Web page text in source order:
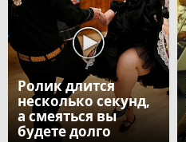
Ролик длится
несколько секунд,
а смеяться вы
будете долго